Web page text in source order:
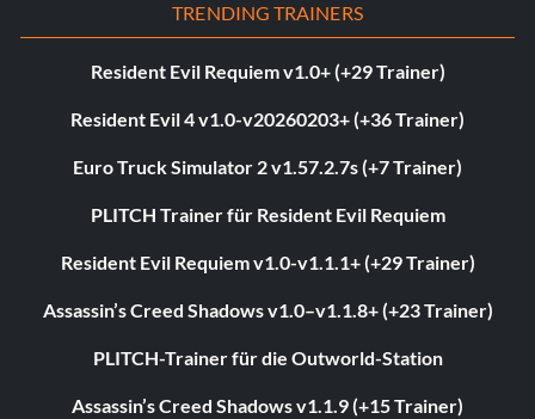
TRENDING TRAINERS
Resident Evil Requiem v1.0+ (+29 Trainer)
Resident Evil 4 v1.0-v20260203+ (+36 Trainer)
Euro Truck Simulator 2 v1.57.2.7s (+7 Trainer)
PLITCH Trainer für Resident Evil Requiem
Resident Evil Requiem v1.0-v1.1.1+ (+29 Trainer)
Assassin’s Creed Shadows v1.0–v1.1.8+ (+23 Trainer)
PLITCH-Trainer für die Outworld-Station
Assassin’s Creed Shadows v1.1.9 (+15 Trainer)